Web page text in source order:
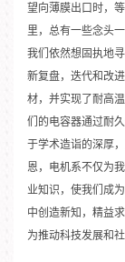
望向薄膜出口时，
里，总有一些念头
我们依然想固执地
新复盘，迭代和改
材，并实现了耐高
们的电容器通过耐
于学术造诣的深厚
恩，电机系不仅为
业知识，使我们成
中创造新知，精益
为推动科技发展和